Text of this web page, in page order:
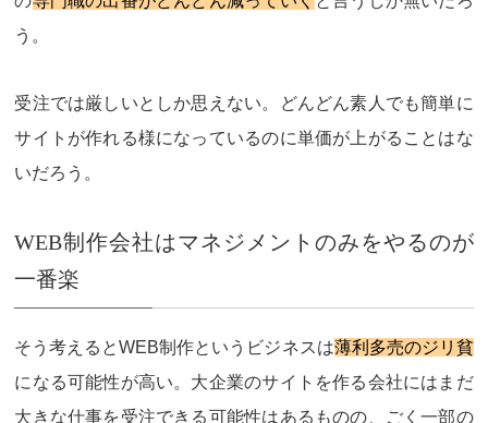
う。
受注では厳しいとしか思えない。どんどん素人でも簡単に
サイトが作れる様になっているのに単価が上がることはな
いだろう。
WEB制作会社はマネジメントのみをやるのが
一番楽
そう考えるとWEB制作というビジネスは薄利多売のジリ貧
になる可能性が高い。大企業のサイトを作る会社にはまだ
大きな仕事を受注できる可能性はあるものの、ごく一部の